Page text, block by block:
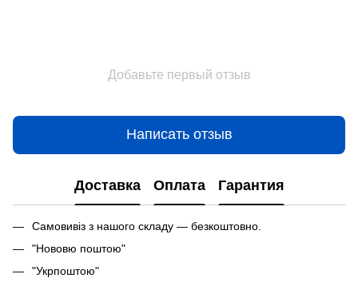
Добавьте первый отзыв
Написать отзыв
Доставка Оплата Гарантия
Самовивіз з нашого складу — безкоштовно.
"Нововю поштою"
"Укрпоштою"